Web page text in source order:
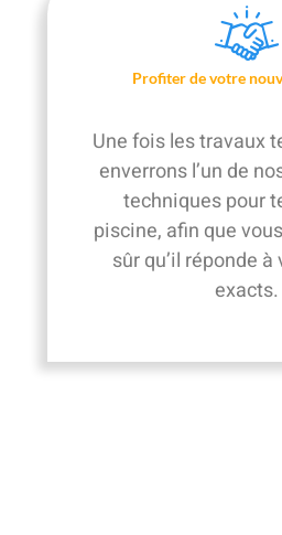
Profiter de votre
Une fois les travaux
enverrons l’un de
techniques pour
piscine, afin que
sûr qu’il réponde
exacts.